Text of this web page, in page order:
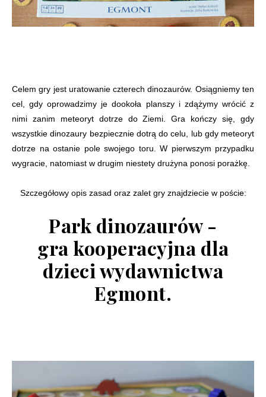
Celem gry jest uratowanie czterech dinozaurów. Osiągniemy ten
cel, gdy oprowadzimy je dookoła planszy i zdążymy wrócić z
nimi zanim meteoryt dotrze do Ziemi. Gra kończy się, gdy
wszystkie dinozaury bezpiecznie dotrą do celu, lub gdy meteoryt
dotrze na ostanie pole swojego toru. W pierwszym przypadku
wygracie, natomiast w drugim niestety drużyna ponosi porażkę.
Szczegółowy opis zasad oraz zalet gry znajdziecie w poście:
Park dinozaurów -
gra kooperacyjna dla
dzieci wydawnictwa
Egmont.